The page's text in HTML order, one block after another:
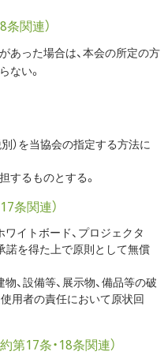
条関連）
あった場合は、本会の所定の方
ない。
）を当協会の指定する方法に
するものとする。
条関連）
ワイトボード、プロジェクタ
諾を得た上で原則として無償
、設備等、展示物、備品等の破
用者の責任において原状回
第17条・18条関連）